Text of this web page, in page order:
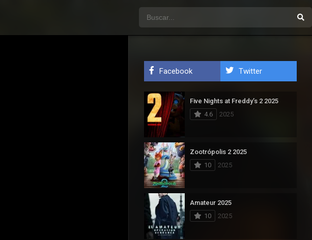
Facebook Twitter
Five Nights at Freddy’s 2 2025
4.6
2025
Zootrópolis 2 2025
10
2025
Amateur 2025
10
2025